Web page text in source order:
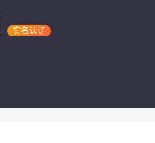
实名认证